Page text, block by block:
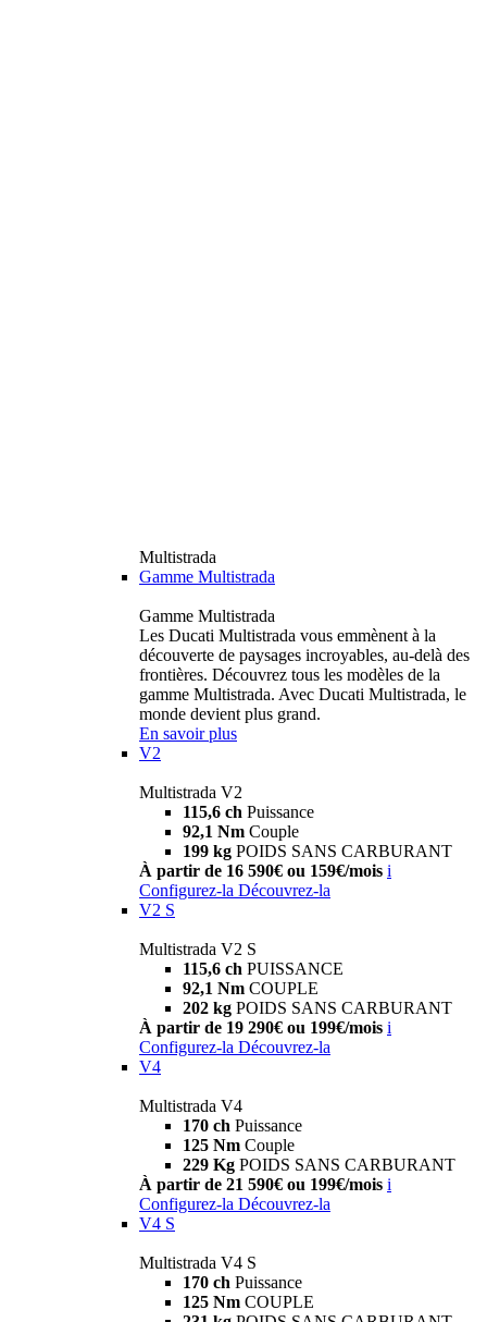
Multistrada
Gamme Multistrada
Gamme Multistrada
Les Ducati Multistrada vous emmènent à la
découverte de paysages incroyables, au-delà des
frontières. Découvrez tous les modèles de la
gamme Multistrada. Avec Ducati Multistrada, le
monde devient plus grand.
En savoir plus
V2
Multistrada V2
115,6 ch Puissance
92,1 Nm Couple
199 kg POIDS SANS CARBURANT
À partir de 16 590€ ou 159€/mois i
Configurez-la Découvrez-la
V2 S
Multistrada V2 S
115,6 ch PUISSANCE
92,1 Nm COUPLE
202 kg POIDS SANS CARBURANT
À partir de 19 290€ ou 199€/mois i
Configurez-la Découvrez-la
V4
Multistrada V4
170 ch Puissance
125 Nm Couple
229 Kg POIDS SANS CARBURANT
À partir de 21 590€ ou 199€/mois i
Configurez-la Découvrez-la
V4 S
Multistrada V4 S
170 ch Puissance
125 Nm COUPLE